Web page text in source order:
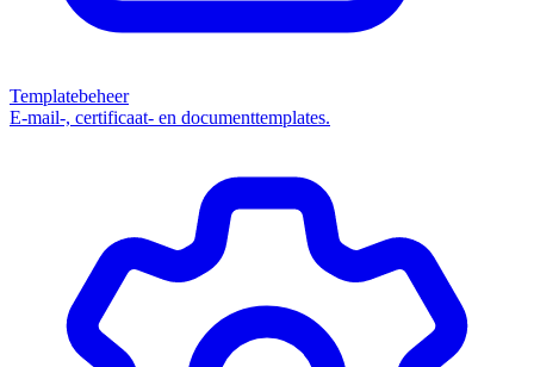
Templatebeheer
E-mail-, certificaat- en documenttemplates.